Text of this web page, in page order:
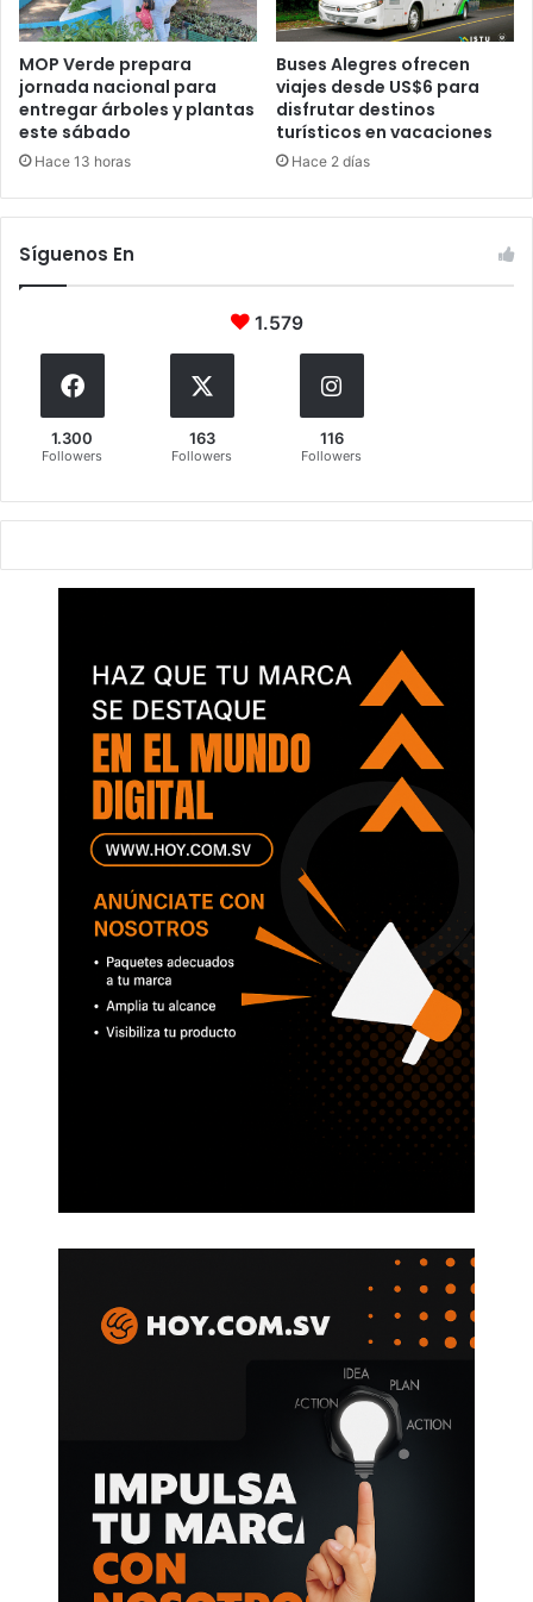
MOP Verde prepara
jornada nacional para
entregar árboles y plantas
este sábado
Hace 13 horas
Buses Alegres ofrecen
viajes desde US$6 para
disfrutar destinos
turísticos en vacaciones
Hace 2 días
Síguenos En
1.579
1.300
Followers
163
Followers
116
Followers